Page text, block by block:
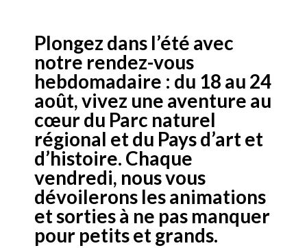
Plongez dans l’été avec
notre rendez-vous
hebdomadaire : du 18 au 24
août, vivez une aventure au
cœur du Parc naturel
régional et du Pays d’art et
d’histoire. Chaque
vendredi, nous vous
dévoilerons les animations
et sorties à ne pas manquer
pour petits et grands.